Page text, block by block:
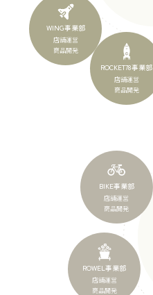
ROCKET78事業部
店舗運営
商品開発
WING事業部
店舗運営
商品開発
BIKE事業部
店舗運営
商品開発
ROWEL事業部
店舗運営
商品開発